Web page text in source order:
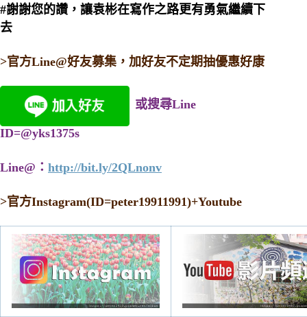
#謝謝您的讚，讓袁彬在寫作之路更有勇氣繼續下
去
>官方Line@好友募集，加好友不定期抽優惠好康
或搜尋Line
ID=@yks1375s
Line@： http://bit.ly/2QLnonv
>官方Instagram(ID=peter19911991)+Youtube